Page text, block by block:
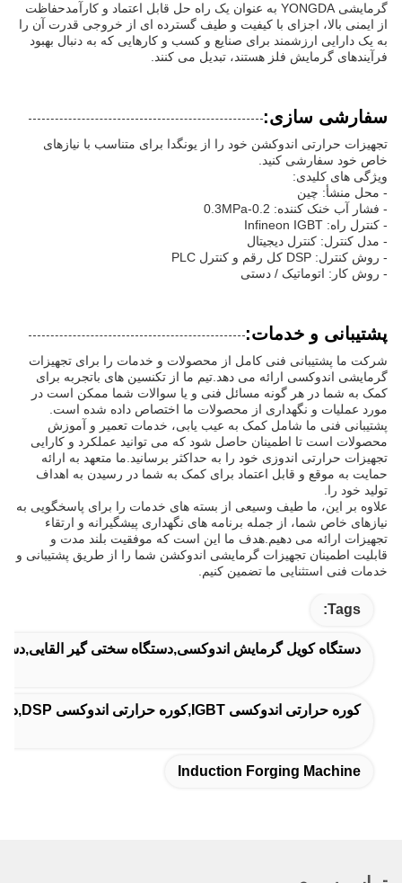
گرمایشی YONGDA به عنوان یک راه حل قابل اعتماد و کارآمدحفاظت
از ایمنی بالا، اجزای با کیفیت و طیف گسترده ای از خروجی قدرت آن را
به یک دارایی ارزشمند برای صنایع و کسب و کارهایی که به دنبال بهبود
فرآیندهای گرمایش فلز هستند، تبدیل می کنند.
سفارشی سازی:
تجهیزات حرارتی اندوکشن خود را از یونگدا برای متناسب با نیازهای
خاص خود سفارشی کنید.
ویژگی های کلیدی:
- محل منشأ: چین
- فشار آب خنک کننده: 0.2-0.3MPa
- کنترل راه: Infineon IGBT
- مدل کنترل: کنترل دیجیتال
- روش کنترل: DSP کل رقم و کنترل PLC
- روش کار: اتوماتیک / دستی
پشتیبانی و خدمات:
شرکت ما پشتیبانی فنی کامل از محصولات و خدمات را برای تجهیزات
گرمایشی اندوکسی ارائه می دهد.تیم ما از تکنسین های باتجربه برای
کمک به شما در هر گونه مسائل فنی و یا سوالات شما ممکن است در
مورد عملیات و نگهداری از محصولات ما اختصاص داده شده است.
پشتیبانی فنی ما شامل کمک به عیب یابی، خدمات تعمیر و آموزش
محصولات است تا اطمینان حاصل شود که می توانید عملکرد و کارایی
تجهیزات حرارتی اندوزی خود را به حداکثر برسانید.ما متعهد به ارائه
حمایت به موقع و قابل اعتماد برای کمک به شما در رسیدن به اهداف
تولید خود را.
علاوه بر این، ما طیف وسیعی از بسته های خدمات را برای پاسخگویی به
نیازهای خاص شما، از جمله برنامه های نگهداری پیشگیرانه و ارتقاء
تجهیزات ارائه می دهیم.هدف ما این است که موفقیت بلند مدت و
قابلیت اطمینان تجهیزات گرمایشی اندوکشن شما را از طریق پشتیبانی و
خدمات فنی استثنایی ما تضمین کنیم.
Tags:
دستگاه کویل گرمایش اندوکسی,دستگاه سختی گیر
کوره حرارتی اندوکسی IGBT,کوره حرارتی اندوکسی DSP,دستگاه سخت سازی اندوکسی DSP
Induction Forging Machine